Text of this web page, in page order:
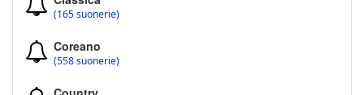
(165 suonerie)
Coreano
(558 suonerie)